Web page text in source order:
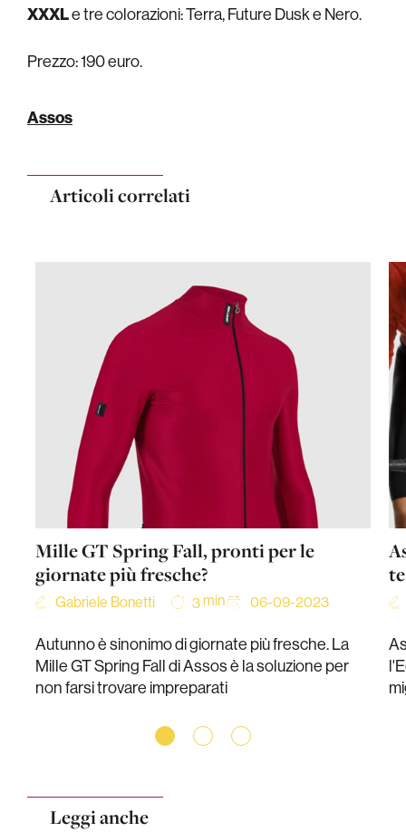
XXXLe tre colorazioni: Terra, Future Dusk e Nero.
Prezzo: 190 euro.
Assos
Articoli correlati
Mille GT Spring Fall, pronti per le
giornate più fresche?
Gabriele Bonetti 3 min 06-09-2023
Autunno è sinonimo di giornate più fresche. La
Mille GT Spring Fall di Assos è la soluzione per
non farsi trovare impreparati
Leggi anche